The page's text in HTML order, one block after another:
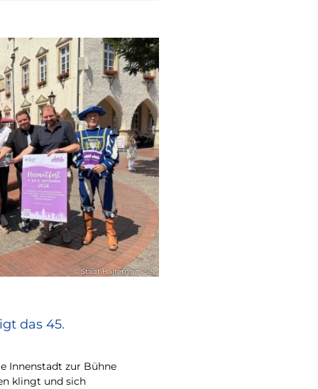
© Stadt Haltern am See
das 45.
Innenstadt zur Bühne
klingt und sich